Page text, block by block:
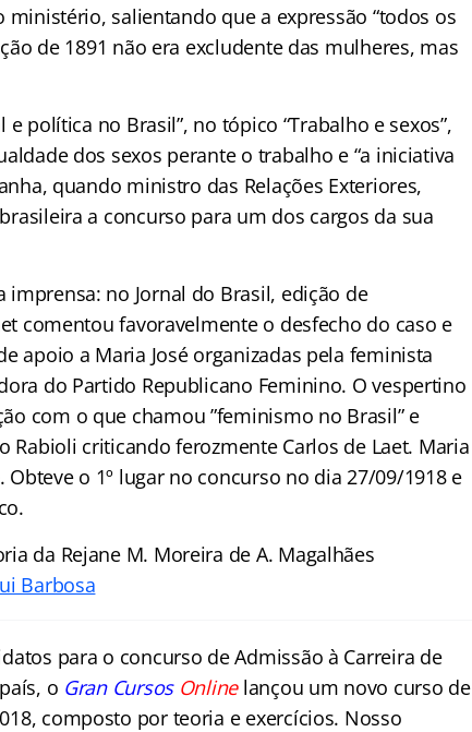
salientando que a expressão “todos os
de 1891 não era excludente das mulheres, mas
política no Brasil”, no tópico “Trabalho e sexos”,
dos sexos perante o trabalho e “a iniciativa
quando ministro das Relações Exteriores,
a concurso para um dos cargos da sua
no Jornal do Brasil, edição de
comentou favoravelmente o desfecho do caso e
apoio a Maria José organizadas pela feminista
do Partido Republicano Feminino. O vespertino
com o que chamou ”feminismo no Brasil” e
criticando ferozmente Carlos de Laet. Maria
o 1º lugar no concurso no dia 27/09/1918 e
da Rejane M. Moreira de A. Magalhães
Barbosa
para o concurso de Admissão à Carreira de
o Gran Cursos Onlinelançou um novo curso de
composto por teoria e exercícios. Nosso